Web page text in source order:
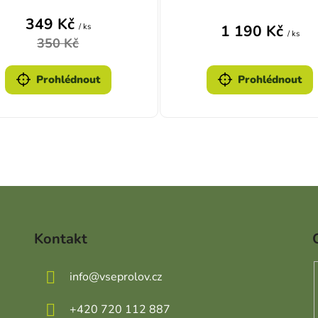
349 Kč / ks
350 Kč
Prohlédnout
1 190 Kč / ks
Prohlédnout
Kontakt
info@vseprolov.cz
+420 720 112 887